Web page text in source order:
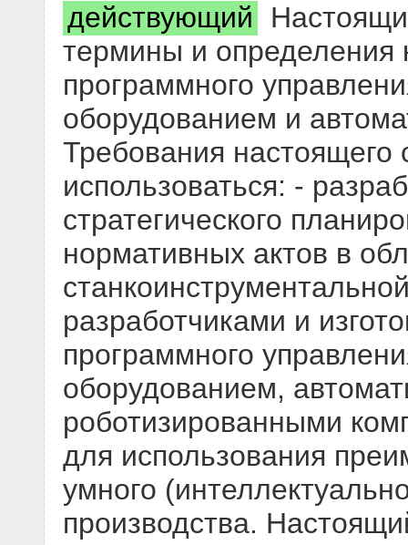
действующий
термины и определения
программного
оборудованием и
Требования настоящего
использоваться: -
стратегического
нормативных актов в
разработчиками и
программного
оборудованием,
роботизированными
для использования
умного
производства.